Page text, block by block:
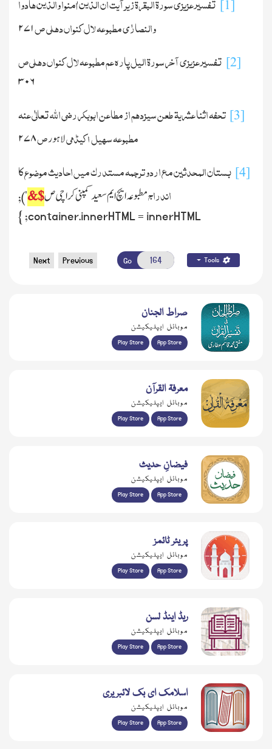
[1]
والنصارٰی مطبوعہ لال کنواں دہلی ص۲۷۱
[2] تفسیر عزیزی آخر سورۃ الیل پارہ عم مطبوعہ لال کنواں دہلی ص
۳۰۶
[3] تحفہ اثنا عشریۃ طعن سیزدہم از مطاعن ابوبکر رضی اللہ تعالٰی عنہ
مطبوعہ سہیل اکیڈمیلاہورص۲۷۸
[4] بستان المحدثین مع اردو ترجمہ مستدرك میں احادیث موضوع کا
اندراجمطبوعہ ایچ ایم سعید کمپنی کراچی ص$&
');
container.innerHTML = innerHTML; }
Tools
Go
Previous
Next
صراط الجنان
موبائل ایپلیکیشن
Play Store App Store
معرفۃ القرآن
موبائل ایپلیکیشن
Play Store App Store
فیضانِ حدیث
موبائل ایپلیکیشن
Play Store App Store
پریئر ٹائمز
موبائل ایپلیکیشن
Play Store App Store
ریڈ اینڈ لسن
موبائل ایپلیکیشن
Play Store App Store
اسلامک ای بک لائبریری
موبائل ایپلیکیشن
Play Store App Store